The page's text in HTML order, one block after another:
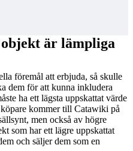
är lämpliga
föremål att erbjuda, så skulle
dem för att kunna inkludera
ha ett lägsta uppskattat värde
kommer till Catawiki på
men också av högre
som har ett lägre uppskattat
och säljer dem som en